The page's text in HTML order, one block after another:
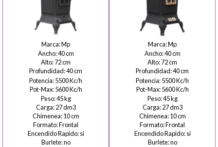
Mp
40
72
40
5500
5600
45
27
10
Frontal
si
no
Mp
40
72
40
5500
5600
45
27
10
Frontal
si
no